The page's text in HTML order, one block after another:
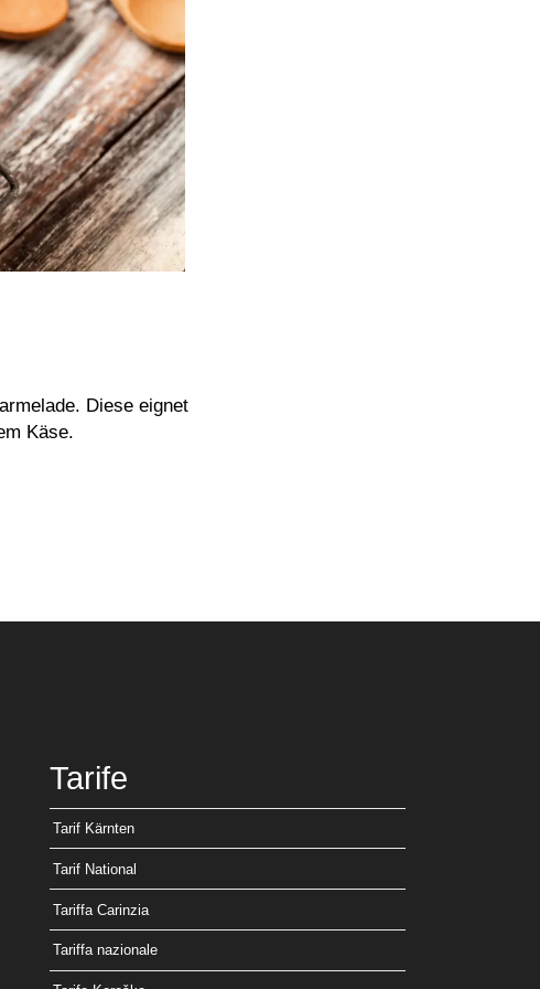
Diese eignet
Käse.
Tarife
Tarif Kärnten
Tarif National
Tariffa Carinzia
Tariffa nazionale